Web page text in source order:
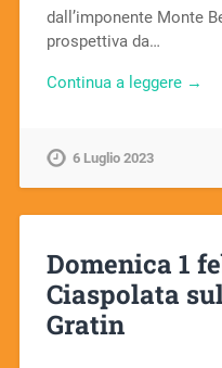
dall’imponente Monte
prospettiva da…
Continua a leggere →
6 Luglio 2023
Domenica 1
Ciaspolata
Gratin